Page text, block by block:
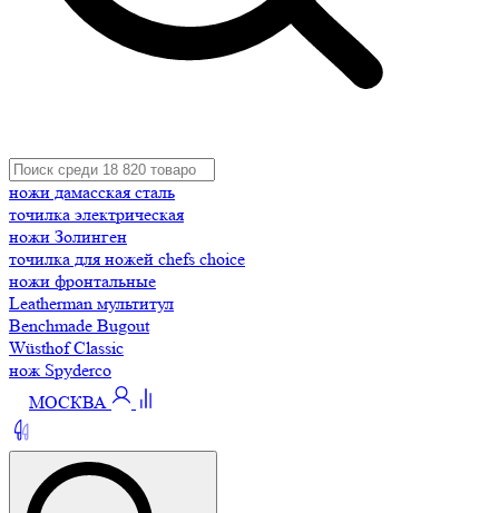
ножи дамасская сталь
точилка электрическая
ножи Золинген
точилка для ножей chefs choice
ножи фронтальные
Leatherman мультитул
Benchmade Bugout
Wüsthof Classic
нож Spyderco
МОСКВА